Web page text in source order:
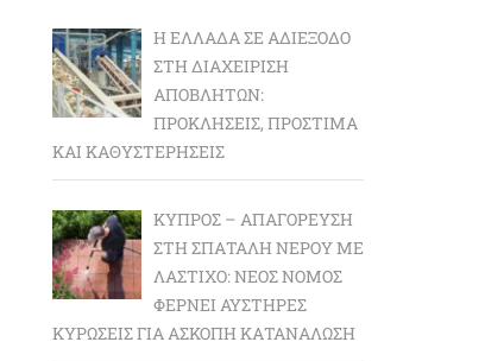
Η ΕΛΛΆΔΑ ΣΕ ΑΔΙΈΞΟΔΟ
ΣΤΗ ΔΙΑΧΕΊΡΙΣΗ
ΑΠΟΒΛΉΤΩΝ:
ΠΡΟΚΛΉΣΕΙΣ, ΠΡΌΣΤΙΜΑ
ΚΑΙ ΚΑΘΥΣΤΕΡΉΣΕΙΣ
ΚΎΠΡΟΣ – ΑΠΑΓΌΡΕΥΣΗ
ΣΤΗ ΣΠΑΤΆΛΗ ΝΕΡΟΎ ΜΕ
ΛΆΣΤΙΧΟ: ΝΈΟΣ ΝΌΜΟΣ
ΦΈΡΝΕΙ ΑΥΣΤΗΡΈΣ
ΚΥΡΏΣΕΙΣ ΓΙΑ ΆΣΚΟΠΗ ΚΑΤΑΝΆΛΩΣΗ